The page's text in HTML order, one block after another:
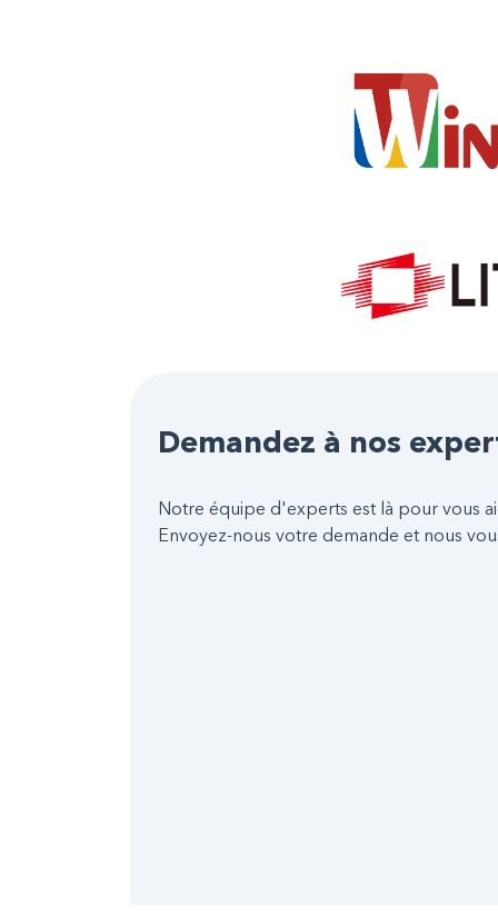
Demandez à nos
Notre équipe d'experts est là pour vous
Envoyez-nous votre demande et nous